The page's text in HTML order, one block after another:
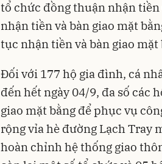
tổ chức đồng thuận nhận
nhận tiền và bàn giao mặt
tục nhận tiền và bàn giao mặt
Đối với 177 hộ gia đình, cá
đến hết ngày 04/9, đa số các
giao mặt bằng để phục vụ
rộng vỉa hè đường Lạch Tray
hoàn chỉnh hệ thống giao